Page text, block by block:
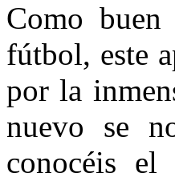
Como
fútbol, este
por la
nuevo se
conocéis